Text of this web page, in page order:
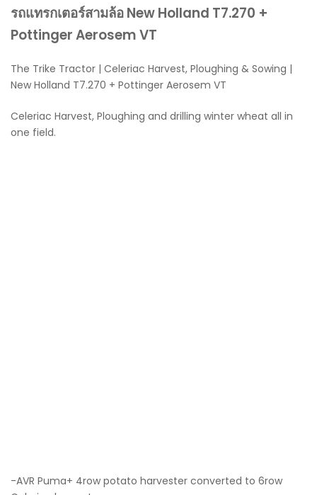
รถแทรกเตอร์สามล้อ New Holland T7.270 +
Pottinger Aerosem VT
The Trike Tractor | Celeriac Harvest, Ploughing & Sowing |
New Holland T7.270 + Pottinger Aerosem VT
Celeriac Harvest, Ploughing and drilling winter wheat all in
one field.
-AVR Puma+ 4row potato harvester converted to 6row